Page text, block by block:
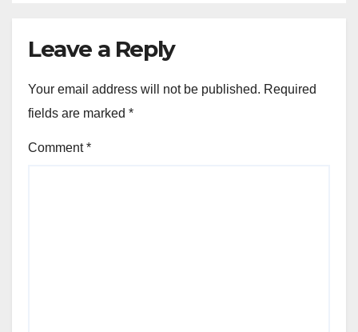
Leave a Reply
Your email address will not be published. Required
fields are marked *
Comment*